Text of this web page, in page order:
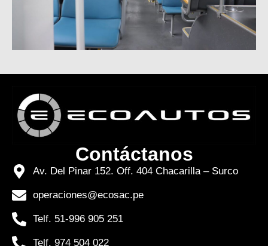
Contáctanos
Av. Del Pinar 152. Off. 404 Chacarilla – Surco
operaciones@ecosac.pe
Telf. 51-996 905 251
Telf. 974 504 022